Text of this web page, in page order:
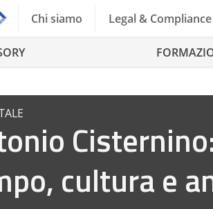
Chi siamo Legal & Compliance
cultura e